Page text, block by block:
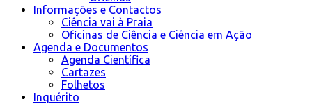
Informações e Contactos
Ciência vai à Praia
Oficinas de Ciência e Ciência em Ação
Agenda e Documentos
Agenda Científica
Cartazes
Folhetos
Inquérito